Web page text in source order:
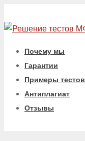
Почему мы
Гарантии
Примеры тестов
Антиплагиат
Отзывы